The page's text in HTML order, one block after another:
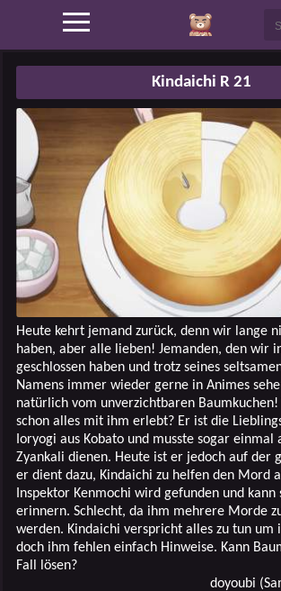
Kindaichi R 21
Heute kehrt jemand zurück, denn wir lange
haben, aber alle lieben! Jemanden, den wir
geschlossen haben und trotz seines
Namens immer wieder gerne in Animes
natürlich vom unverzichtbaren
schon alles mit ihm erlebt? Er ist die
Ioryogi aus Kobato und musste sogar einmal
Zyankali dienen. Heute ist er jedoch auf der
er dient dazu, Kindaichi zu helfen den Mord
Inspektor Kenmochi wird gefunden und kann
erinnern. Schlecht, da ihm mehrere Morde
werden. Kindaichi verspricht alles zu tun um
doch ihm fehlen einfach Hinweise. Kann
Fall lösen?
doyoubi